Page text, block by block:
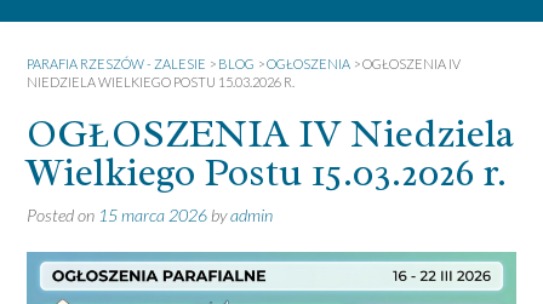
PARAFIA RZESZÓW - ZALESIE > BLOG >OGŁOSZENIA >OGŁOSZENIA IV
NIEDZIELA WIELKIEGO POSTU 15.03.2026 R.
OGŁOSZENIA IV Niedziela
Wielkiego Postu 15.03.2026 r.
Posted on 15 marca 2026 byadmin